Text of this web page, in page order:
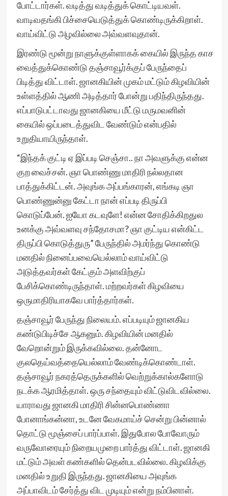
போட்டார்கள். வடித்து வடித்துக் கொட்டியவள்.
வாடிவதங்கி பிச்சையெடுத்துக் கொண்டிருக்கிறாள்.
வாய்விட்டு அழவில்லை அவ்வளவுதான்.
இரண்டு மூன்று நாளுக்குள்ளாகக் கையில் இருந்த காச
வைத்துக்கொண்டு தஞ்சாவூர்க்குப் பேருந்தைப்
பிடித்து விட்டாள். ஜானகியின் முகம் மட்டும் கிழவியின்
உள்ளத்தில் ஆணி அடித்தார் போன்று பதிந்திருந்தது.
எப்பாடுபட்டாவது ஜானகியை மீட்டு மருமவனின்
கையில் ஒப்படைத்துவிட வேண்டும் என்பதில்
உறுதியாயிருந்தாள்.
“இந்தக் குட்டி ஏ இப்படி செஞ்சா.. நா அவளுக்கு என்ன
குற வைச்சன். ஞா பொண்ணு மாதிரி நல்லதான
பாத்துக்கிட்டன். அவுங்க அப்பங்காரன், எங்கடி ஞா
பொண்ணுன்னு கேட்டா நான் எப்படி திருப்பி
கொடுப்பேன். ஐயோ கடவுளே! என்ன சோதிக்கிறதுல
உனக்கு அவ்வளவு சந்தோசமா? ஞா குட்டிய என்கிட்ட
திருப்பி கொடுத்துரு” பேருந்தில் அமர்ந்து கொண்டு
மனதில் நினைப்பவையெல்லாம் வாய்விட்டு
அடுத்தவர்கள் கேட்கும் அளவிற்குப்
பேசிக்கொண்டிருந்தாள். மற்றவர்கள் கிழவியை
ஒருமாதிரியாகவே பார்த்தார்கள்.
தஞ்சாவூர் பேருந்து நிலையம். எப்படியும் ஜானகிய
கண்டுபிடிச்சே ஆகனும். கிழவியின் மனதில்
வேறொன்றும் இருக்கவில்லை. தன்னோட
குலதெய்வத்தையெல்லாம் வேண்டிக்கொண்டாள்.
தஞ்சாவூர் நகரத்தெருக்களில் வெற்றுக்கால்களோடு
நடக்க ஆரமித்தாள். ஒரு சந்தையும் விட்டுவிடவில்லை.
யாராவது ஜானகி மாதிரி சின்னபொண்ணா
போனாங்கன்னா, உடனே வேகமாய்ச் சென்று பின்னால்
தொட்டு மூஞ்சைப் பார்ப்பாள். இதுபோல போவோரும்
வருவோரையும் நிறையமுறை பார்த்து விட்டாள். ஜானகி
மட்டும் அவள் கண்களில் தென்படவில்லை. கிழவிக்கு
மனதில் உறுதி இருந்தது. ஜானகியை அவுங்க
அப்பாவிடம் சேர்த்து விட முடியும் என்று நம்பினாள்.